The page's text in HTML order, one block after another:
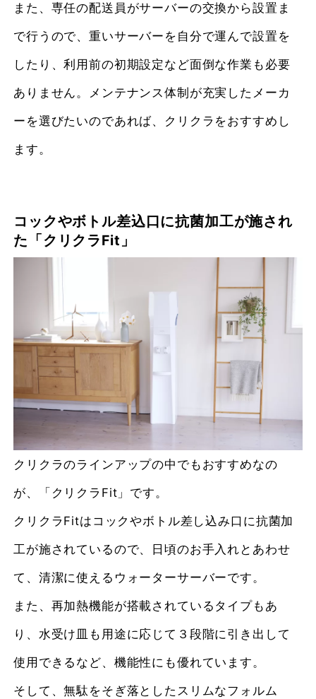
また、専任の配送員がサーバーの交換から設置ま
で行うので、重いサーバーを自分で運んで設置を
したり、利用前の初期設定など面倒な作業も必要
ありません。メンテナンス体制が充実したメーカ
ーを選びたいのであれば、クリクラをおすすめし
ます。
コックやボトル差込口に抗菌加工が施され
た「クリクラFit」
クリクラのラインアップの中でもおすすめなの
が、「クリクラFit」です。
クリクラFitはコックやボトル差し込み口に抗菌加
工が施されているので、日頃のお手入れとあわせ
て、清潔に使えるウォーターサーバーです。
また、再加熱機能が搭載されているタイプもあ
り、水受け皿も用途に応じて３段階に引き出して
使用できるなど、機能性にも優れています。
そして、無駄をそぎ落としたスリムなフォルム